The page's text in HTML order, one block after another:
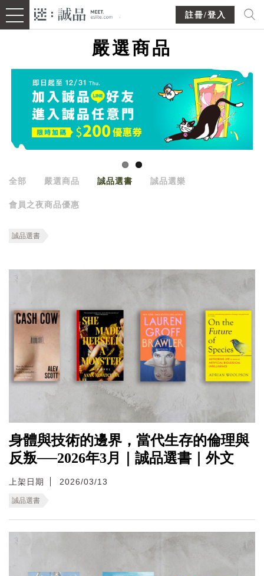
註冊/登入
嚴選商品
全部 嚴選商品 誠品選書 誠品選樂
會員之夜商品優惠
誠品選書
身體與技術的邊界，當代生存的倫理與
反叛──2026年3月｜誠品選書｜外文
上架日期 2026/03/13
誠品選書